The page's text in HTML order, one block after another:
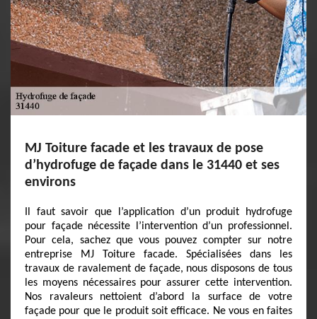
MJ Toiture facade et les travaux de pose
d’hydrofuge de façade dans le 31440 et ses
environs
Il faut savoir que l’application d’un produit hydrofuge
pour façade nécessite l’intervention d’un professionnel.
Pour cela, sachez que vous pouvez compter sur notre
entreprise MJ Toiture facade. Spécialisées dans les
travaux de ravalement de façade, nous disposons de tous
les moyens nécessaires pour assurer cette intervention.
Nos ravaleurs nettoient d’abord la surface de votre
façade pour que le produit soit efficace. Ne vous en faites